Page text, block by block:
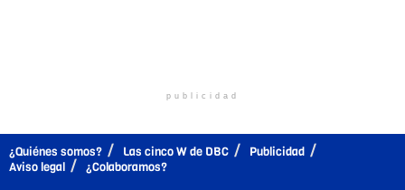
publicidad
¿Quiénes somos? Las cinco W de DBC
Publicidad
Aviso legal
¿Colaboramos?